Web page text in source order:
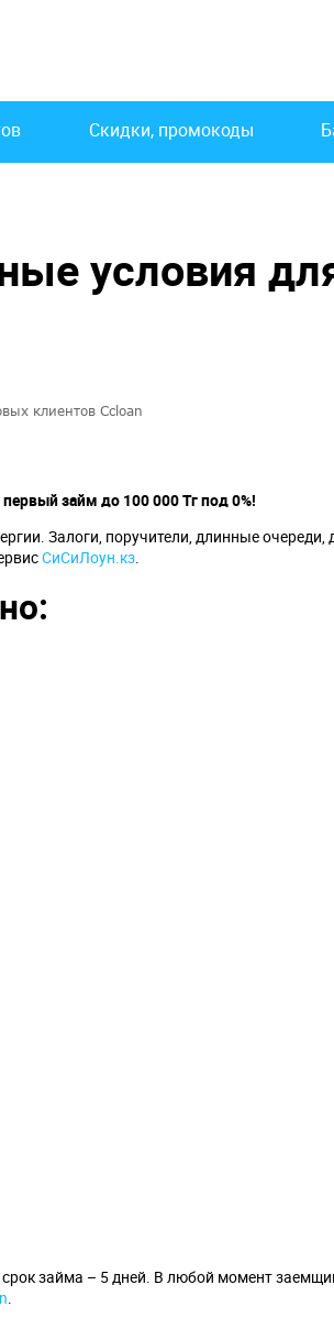
Скидки, промокоды
условия
клиентов Сcloan
займ до 100 000 Тг под 0%!
Залоги, поручители, длинные очереди,
СиСиЛоун.кз.
займа – 5 дней. В любой момент
.